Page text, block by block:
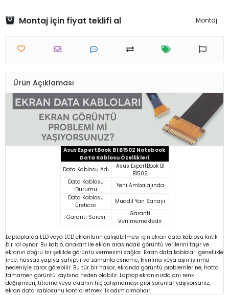
Montaj için fiyat teklifi al Montaj
Ürün Açıklaması
Asus ExpertBook B1 B1502 Notebook
Data Kablosu Özellikleri
Data Kablosu Adı
Asus ExpertBook B1
B1502
Data Kablosu
Durumu
Yeni Ambalajında
Data Kablosu
Üreticisi
Muadil Yan Sanayi
Garanti Süresi
Garanti
Verilmemektedir
Laptoplarda LED veya LCD ekranların çalışabilmesi için ekran data kablosu kritik
bir rol oynar. Bu kablo, anakart ile ekran arasındaki görüntü verilerini taşır ve
ekranın doğru bir şekilde görüntü vermesini sağlar. Ekran data kabloları genellikle
ince, hassas yapıya sahiptir ve zamanla esneme, kıvrılma veya aşırı ısınma
nedeniyle zarar görebilir. Bu tür bir hasar, ekranda görüntü problemlerine, hatta
tamamen görüntü kaybına neden olabilir. Laptop ekranınızda ani renk
değişimleri, titreme veya ekranın hiç çalışmaması gibi sorunlar yaşıyorsanız,
ekran data kablosunu kontrol etmek ilk adım olmalıdır.